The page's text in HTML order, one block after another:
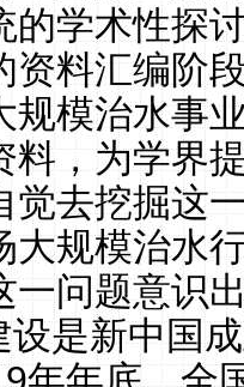
的学术性探
资料汇编阶
规模治水事
料，为学界
觉去挖掘这
大规模治水
一问题意识
设是新中国